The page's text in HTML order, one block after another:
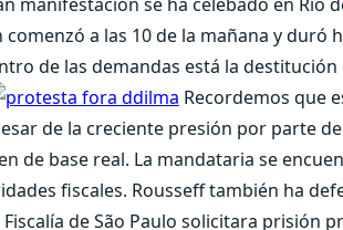
a las 10 de la mañana y duró
de las demandas está la destitución
Recordemos que
de la creciente presión por parte
de base real. La mandataria se
fiscales. Rousseff también ha
de São Paulo solicitara prisión